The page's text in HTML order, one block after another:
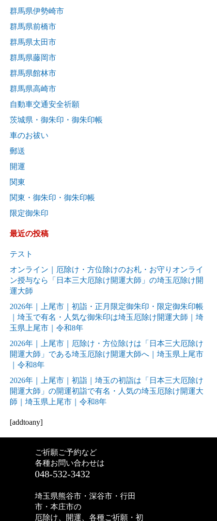
群馬県伊勢崎市
群馬県前橋市
群馬県太田市
群馬県藤岡市
群馬県館林市
群馬県高崎市
自動車交通安全祈願
茨城県・御朱印・御朱印帳
車のお祓い
郵送
開運
関東
関東・御朱印・御朱印帳
限定御朱印
最近の投稿
テスト
オンライン｜厄除け・方位除けのお札・お守りオンライ
ン授与なら「日本三大厄除け開運大師」の埼玉厄除け開
運大師
2026年｜上尾市｜初詣・正月限定御朱印・限定御朱印帳
｜埼玉で有名・人気な御朱印は埼玉厄除け開運大師｜埼
玉県上尾市｜令和8年
2026年｜上尾市｜厄除け・方位除けは「日本三大厄除け
開運大師」である埼玉厄除け開運大師へ｜埼玉県上尾市
｜令和8年
2026年｜上尾市｜初詣｜埼玉の初詣は「日本三大厄除け
開運大師」の開運初詣で有名・人気の埼玉厄除け開運大
師｜埼玉県上尾市｜令和8年
[addtoany]
ご祈願ご予約など
各種お問い合わせは
048-532-3432
埼玉県熊谷市・深谷市・行田
市・本庄市の
厄除け、開運、各種ご祈願・初